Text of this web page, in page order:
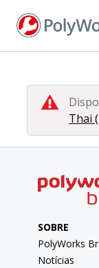
para
Thai
SOBRE
PolyWorks
Notícias